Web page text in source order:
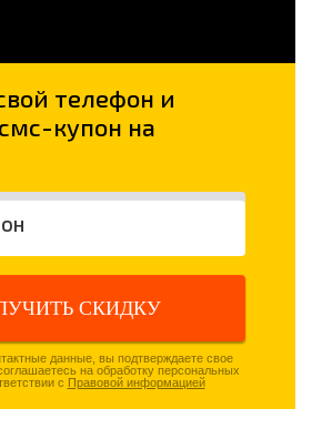
телефон и
купон на
СКИДКУ
данные, вы подтверждаете свое
на обработку персональных
с Правовой информацией